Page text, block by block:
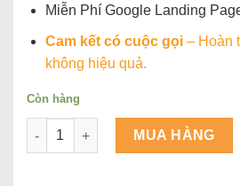
Miễn Phí Google Landing
Cam kết có cuộc gọi– Hoàn
không hiệu quả.
Còn hàng
Đối tác quảng cáo google tại Việt
MUA HÀNG